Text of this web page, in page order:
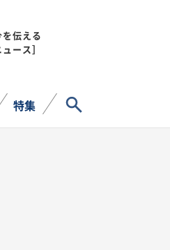
伝える
ース］
特集